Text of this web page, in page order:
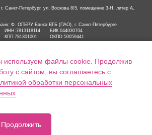
Санкт-Петербург, ул. Воскова 8/5, помещение 3-Н, литер А,
Ф. ОПЕРУ Банка ВТБ (ПАО), г. Санкт-Петербурге
ИНН:7813118114 БИК:044030704
КПП:781301001 ОКПО:50059441
Иванов А.Е.
используем файлы cookie. Продолжив
с сайтом, вы соглашаетесь с
обработки персональных
Продолжить